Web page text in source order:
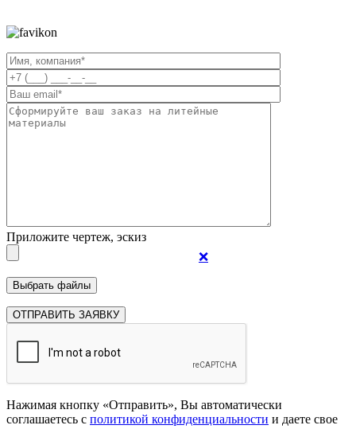
Приложите чертеж, эскиз
❌
Нажимая кнопку «Отправить», Вы автоматически
соглашаетесь с политикой конфиденциальности и даете свое